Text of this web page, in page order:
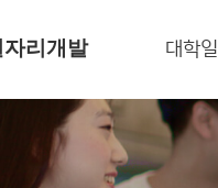
리개발
대학